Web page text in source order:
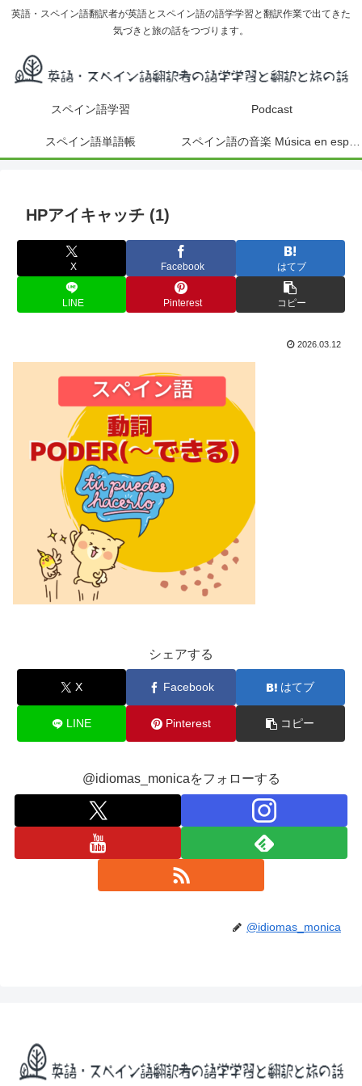
英語・スペイン語翻訳者が英語とスペイン語の語学学習と翻訳作業で出てきた
気づきと旅の話をつづります。
スペイン語学習 Podcast
スペイン語単語帳
HPアイキャッチ (1)
X Facebook はてブ
LINE Pinterest コピー
2026.03.12
シェアする
X Facebook はてブ
LINE Pinterest コピー
@idiomas_monicaをフォローする
@idiomas_monica